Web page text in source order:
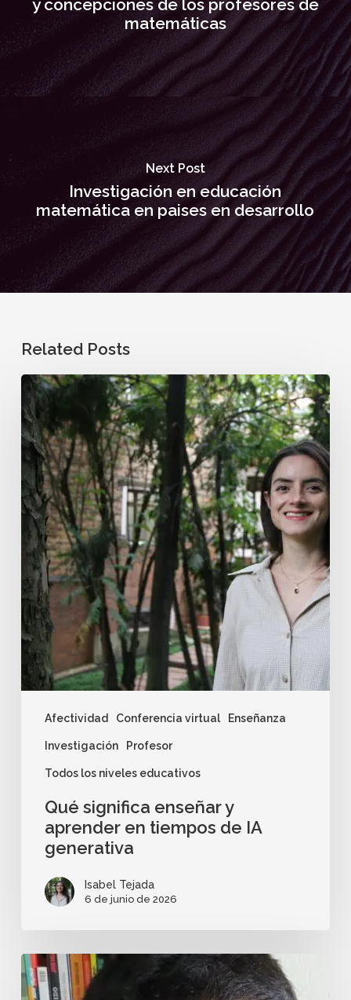
y concepciones de los profesores de
matemáticas
Next Post
Investigación en educación
matemática en paises en desarrollo
Related Posts
Afectividad Conferencia virtual Enseñanza
Investigación Profesor
Todos los niveles educativos
Qué significa enseñar y
aprender en tiempos de IA
generativa
Isabel Tejada
6 de junio de 2026